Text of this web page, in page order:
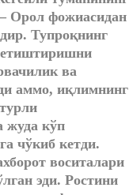
Орол фожиасидан
Тупроқнинг
ва
аммо, иқлимнинг
жуда кўп
чўкиб кетди.
воситалари
эди. Ростини